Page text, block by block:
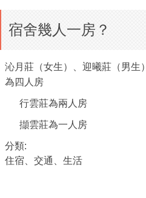
宿舍幾人一房？
沁月莊（女生）、迎曦莊（男生
為四人房
行雲莊為兩人房
擷雲莊為一人房
分類:
住宿、交通、生活